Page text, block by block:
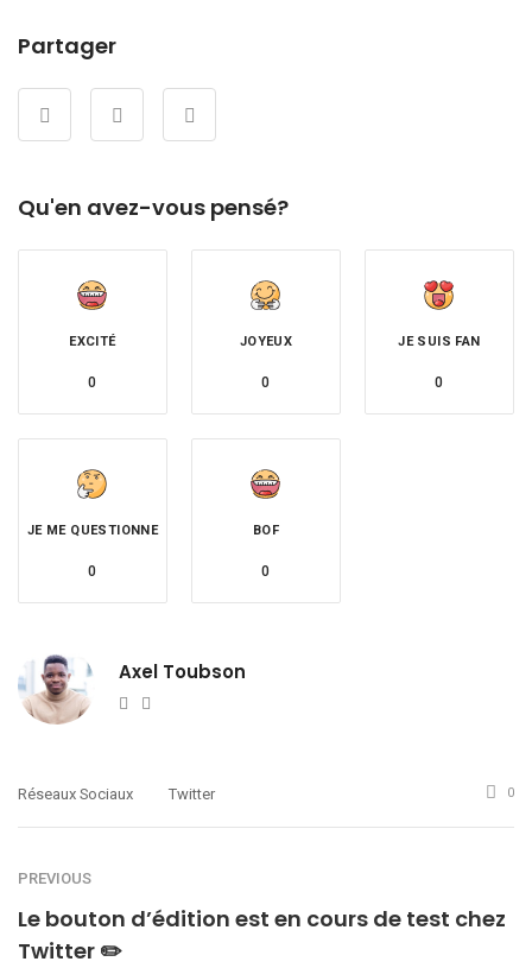
Partager
Qu'en avez-vous pensé?
EXCITÉ
0
JOYEUX
0
JE SUIS FAN
0
JE ME QUESTIONNE
0
BOF
0
Axel Toubson
Website
Réseaux Sociaux Twitter 0
PREVIOUS
Le bouton d’édition est en cours de test chez
Twitter ✏️